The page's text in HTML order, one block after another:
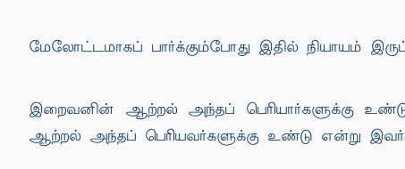
மேலோட்டமாகப் பார்க்கும்போது இதில் நியாயம்
இறைவனின் ஆற்றல் அந்தப் பெரியார்களுக்கு
ஆற்றல் அந்தப் பெரியவர்களுக்கு உண்டு என்று